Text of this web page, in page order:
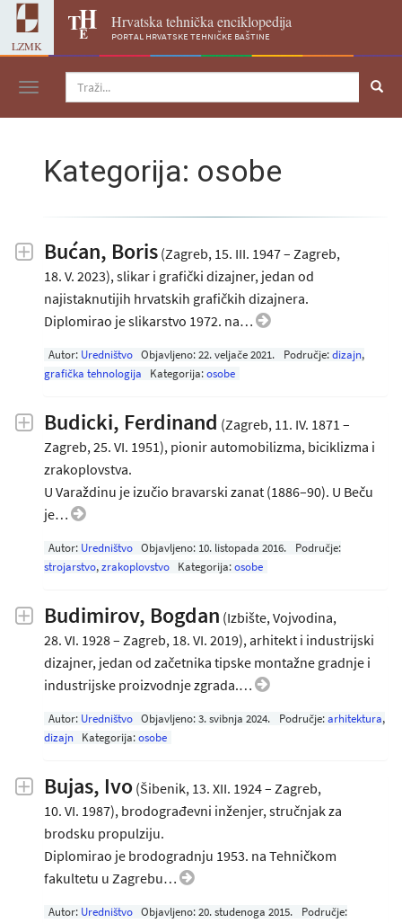
LZMK
Hrvatska tehnička enciklopedija
portal hrvatske tehničke baštine
Navigacija
Kategorija: osobe
Bućan, Boris (Zagreb, 15. III. 1947 – Zagreb,
18. V. 2023), slikar i grafički dizajner, jedan od
najistaknutijih hrvatskih grafičkih dizajnera.
Diplomirao je slikarstvo 1972. na…
Autor: Uredništvo Objavljeno:22. veljače 2021. Područje: dizajn,
grafička tehnologija
Kategorija:osobe
Budicki, Ferdinand (Zagreb, 11. IV. 1871 –
Zagreb, 25. VI. 1951), pionir automobilizma, biciklizma i
zrakoplovstva.
U Varaždinu je izučio bravarski zanat (1886–90). U Beču
je…
Autor: Uredništvo Objavljeno: 10. listopada 2016.
Područje:
strojarstvo, zrakoplovstvo Kategorija:osobe
Budimirov, Bogdan (Izbište, Vojvodina,
28. VI. 1928 – Zagreb, 18. VI. 2019), arhitekt i industrijski
dizajner, jedan od začetnika tipske montažne gradnje i
industrijske proizvodnje zgrada.…
Autor: Uredništvo Objavljeno:3. svibnja 2024. Područje: arhitektura,
dizajn
Kategorija:osobe
Bujas, Ivo (Šibenik, 13. XII. 1924 – Zagreb,
10. VI. 1987), brodograđevni inženjer, stručnjak za
brodsku propulziju.
Diplomirao je brodogradnju 1953. na Tehničkom
fakultetu u Zagrebu…
Autor: Uredništvo Objavljeno:20. studenoga 2015.
Područje: